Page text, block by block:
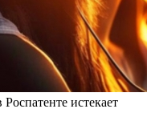
истекает